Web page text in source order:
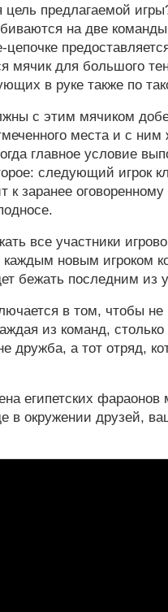
цель предлагаемой
на две
мячик для большого
в руке также по
с этим мячиком
места и с ним
главное условие
следующий игрок
к заранее
все участники
каждым новым игроком
бежать последним из
в том, чтобы
из команд,
дружба, а тот отряд,
египетских
в окружении друзей,